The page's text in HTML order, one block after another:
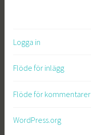
Logga in
Flöde för inlägg
Flöde för kommentarer
WordPress.org